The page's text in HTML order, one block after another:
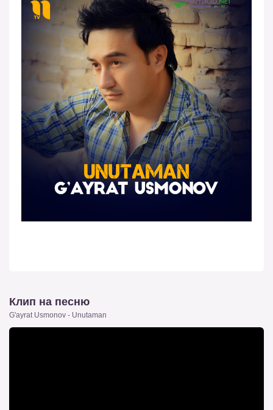
Клип на песню
G'ayrat Usmonov - Unutaman